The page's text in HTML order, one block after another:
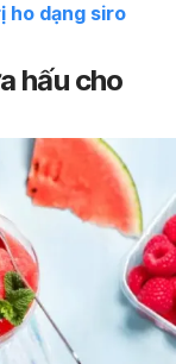
ho dạng siro
hấu cho